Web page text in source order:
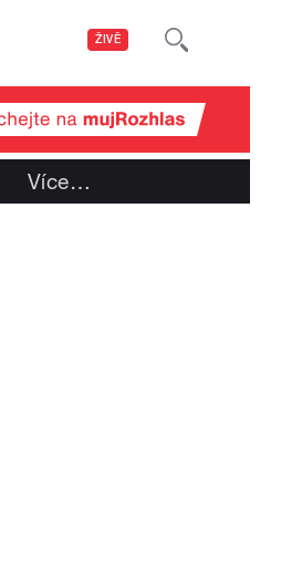
ŽIVĚ
Více…